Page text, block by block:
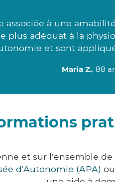
associée à une
plus adéquat à la
et sont
Maria Z., 88
et sur l'ensemble
d'Autonomie (APA)